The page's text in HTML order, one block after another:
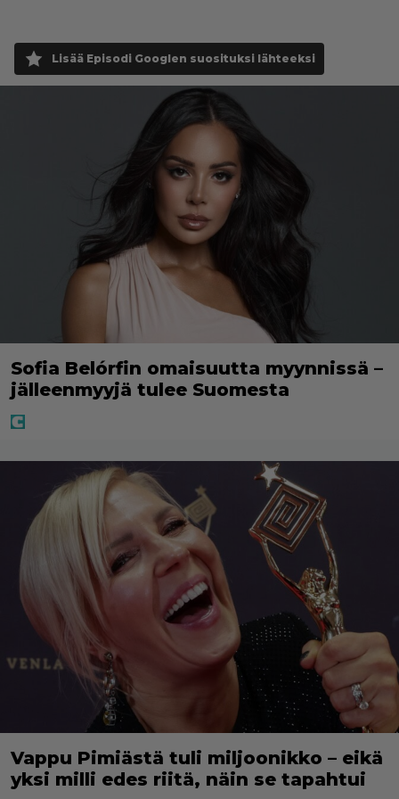
Lisää Episodi Googlen suosituksi lähteeksi
Sofia Belórfin omaisuutta myynnissä –
jälleenmyyjä tulee Suomesta
Vappu Pimiästä tuli miljoonikko – eikä
yksi milli edes riitä, näin se tapahtui